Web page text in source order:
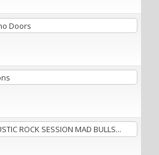
Doors
ROCK SESSION MAD BULLS...